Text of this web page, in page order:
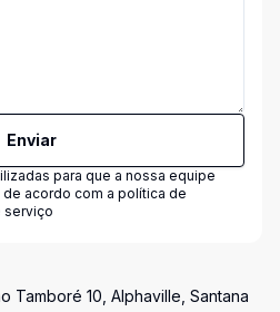
Enviar
para que a nossa equipe
acordo com a política de
serviço
Tamboré 10, Alphaville, Santana